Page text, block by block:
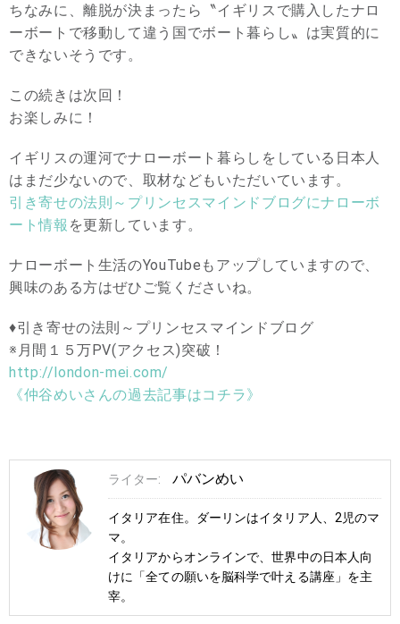
ちなみに、離脱が決まったら〝イギリスで購入したナロ
ーボートで移動して違う国でボート暮らし〟は実質的に
できないそうです。
この続きは次回！
お楽しみに！
イギリスの運河でナローボート暮らしをしている日本人
はまだ少ないので、取材などもいただいています。
引き寄せの法則～プリンセスマインドブログにナローボ
ート情報 を更新しています。
ナローボート生活のYouTubeもアップしていますので、
興味のある方はぜひご覧くださいね。
♦︎引き寄せの法則～プリンセスマインドブログ
※月間１５万PV(アクセス)突破！
http://london-mei.com/
《仲谷めいさんの過去記事はコチラ》
ライター: パバンめい
イタリア在住。ダーリンはイタリア人、2児のマ
マ。
イタリアからオンラインで、世界中の日本人向
けに「全ての願いを脳科学で叶える講座」を主
宰。